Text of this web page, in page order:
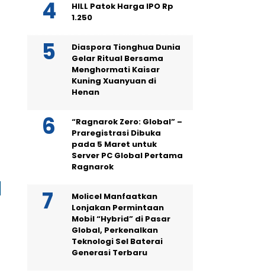
HILL Patok Harga IPO Rp
1.250
Diaspora Tionghua Dunia
Gelar Ritual Bersama
Menghormati Kaisar
Kuning Xuanyuan di
Henan
“Ragnarok Zero: Global” –
Praregistrasi Dibuka
pada 5 Maret untuk
Server PC Global Pertama
Ragnarok
Molicel Manfaatkan
Lonjakan Permintaan
Mobil “Hybrid” di Pasar
Global, Perkenalkan
Teknologi Sel Baterai
Generasi Terbaru